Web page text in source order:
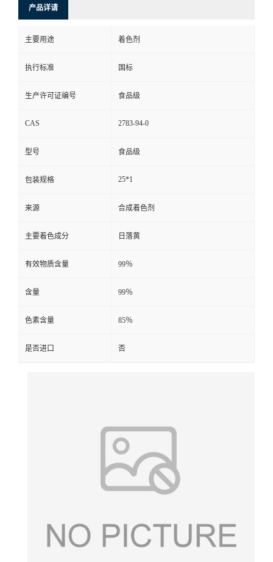
产品详请
主要用途 着色剂
执行标准 国标
生产许可证编号 食品级
CAS 2783-94-0
型号 食品级
包装规格 25*1
来源 合成着色剂
主要着色成分 日落黄
有效物质含量 99％
含量 99％
色素含量 85％
是否进口 否